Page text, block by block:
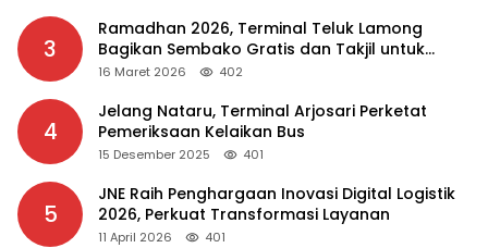
3
Ramadhan 2026, Terminal Teluk Lamong
Bagikan Sembako Gratis dan Takjil untuk
Masyarakat
16 Maret 2026 402
4
Jelang Nataru, Terminal Arjosari Perketat
Pemeriksaan Kelaikan Bus
15 Desember 2025 401
5
JNE Raih Penghargaan Inovasi Digital Logistik
2026, Perkuat Transformasi Layanan
11 April 2026 401